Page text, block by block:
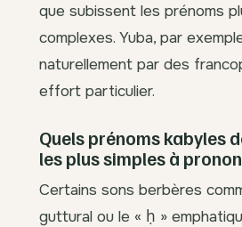
que subissent les prénoms
complexes. Yuba, par
naturellement par des
effort particulier.
Quels prénoms kabyles
les plus simples à
Certains sons berbères
guttural ou le « ḥ »